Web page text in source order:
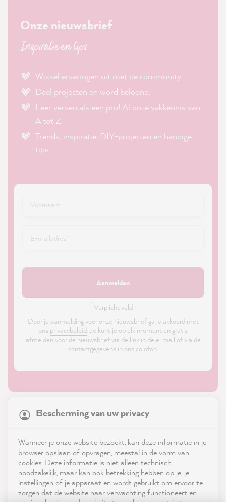
Onze nieuwsbrief
Inspiratie en tips
Wissel ervaringen uit met de community.
Deel projecten en word beloond.
Leer verven als een pro! Al onze vakkennis van
A tot Z.
Trends, inspiratie, DIY-projecten en handige
tips.
Aanmelden
Verplicht veld ·
Door je aanmelding voor onze nieuwsbrief ga je akkoord met
ons privacybeleid. Je kunt je op elk moment en gratis
afmelden voor de nieuwsbrief via de link in de e-mail of via de
contactgegevens in ons colofon.
Service
Neem contact op met
Bescherming van uw privacy
Wanneer je onze website bezoekt, kan deze informatie in je
browser opslaan of opvragen, meestal in de vorm van
cookies. Deze informatie is niet alleen technisch
noodzakelijk, maar kan ook betrekking hebben op je, je
instellingen of je apparaat en wordt gebruikt om ervoor te
zorgen dat de website naar verwachting functioneert en
21,831Reviews
reviews-io